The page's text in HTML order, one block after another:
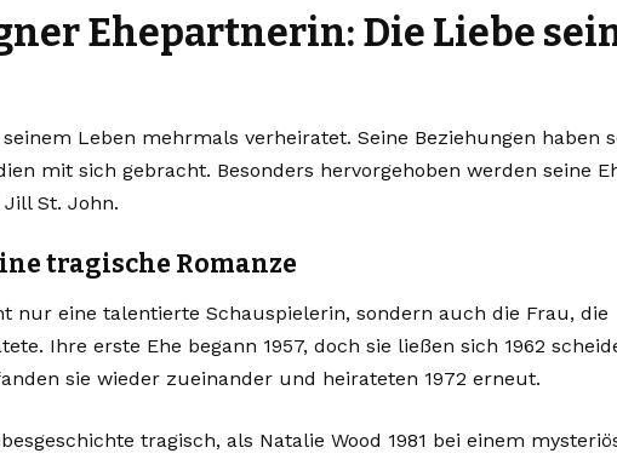
Ehepartnerin: Die Liebe
Leben mehrmals verheiratet. Seine Beziehungen haben
mit sich gebracht. Besonders hervorgehoben werden seine
St. John.
tragische Romanze
nur eine talentierte Schauspielerin, sondern auch die Frau, die
Ihre erste Ehe begann 1957, doch sie ließen sich 1962
sie wieder zueinander und heirateten 1972 erneut.
tragisch, als Natalie Wood 1981 bei einem